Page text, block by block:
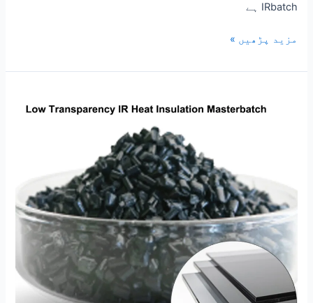
IRbatch ہے
مزید پڑھیں »
شفافیت
حرارت
کی
موصلیت
کا
میٹر